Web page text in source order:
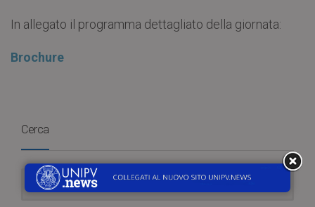
In allegato il programma dettagliato della giornata:
Brochure
Cerca